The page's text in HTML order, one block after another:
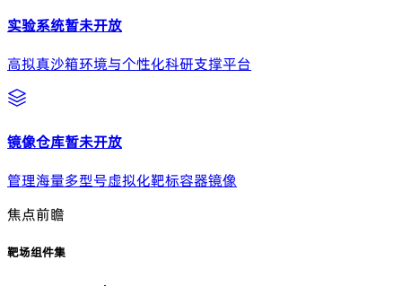
实验系统暂未开放
高拟真沙箱环境与个性化科研支撑平台
镜像仓库暂未开放
管理海量多型号虚拟化靶标容器镜像
焦点前瞻
靶场组件集